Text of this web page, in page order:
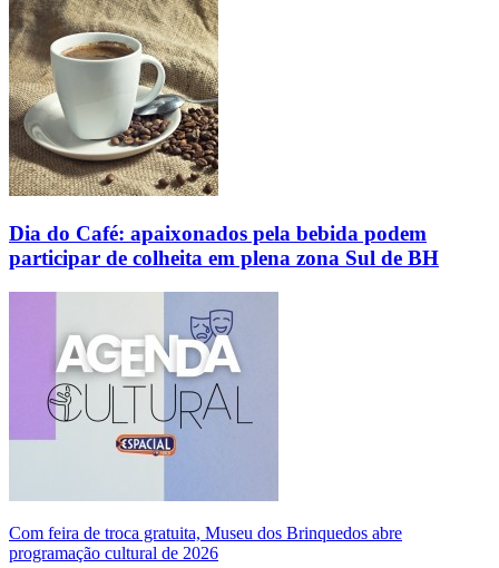
Dia do Café: apaixonados pela bebida podem
participar de colheita em plena zona Sul de BH
Com feira de troca gratuita, Museu dos Brinquedos abre
programação cultural de 2026